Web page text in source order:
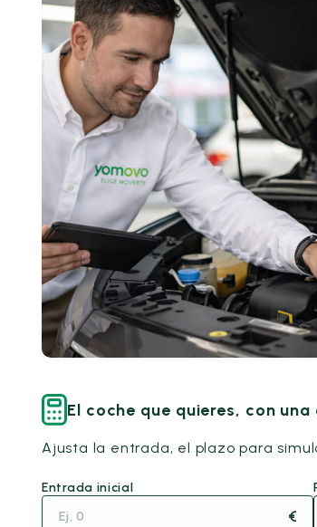
El coche que quieres, con
Ajusta la entrada, el plazo para
Entrada inicial
€